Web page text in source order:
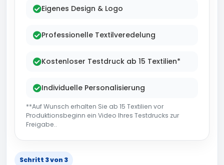
Eigenes Design & Logo
Professionelle Textilveredelung
Kostenloser Testdruck ab 15 Textilien*
Individuelle Personalisierung
**Auf Wunsch erhalten Sie ab 15 Textilien vor
Produktionsbeginn ein Video Ihres Testdrucks zur
Freigabe..
Schritt 3 von 3